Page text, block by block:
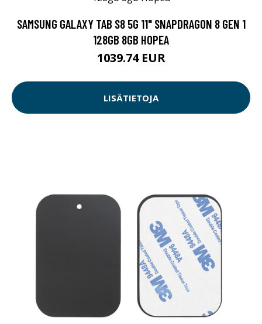
SAMSUNG GALAXY TAB S8 5G 11" SNAPDRAGON 8 GEN 1
128GB 8GB HOPEA
1039.74 EUR
LISÄTIETOJA